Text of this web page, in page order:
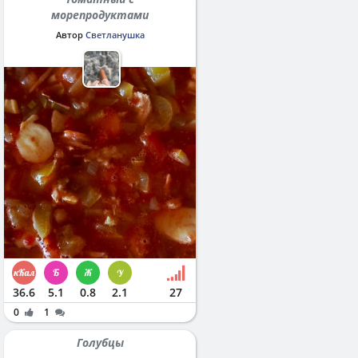
морепродуктами
Автор Светланушка
36.6 5.1 0.8 2.1 27
0 1
Голубцы